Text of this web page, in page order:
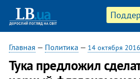
Главная — Политика — 14 октября 2016
Тука предложил